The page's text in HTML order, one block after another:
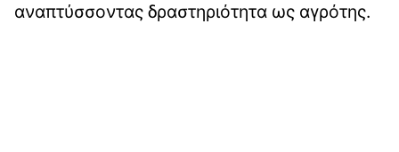
αναπτύσσοντας δραστηριότητα ως αγρότης.